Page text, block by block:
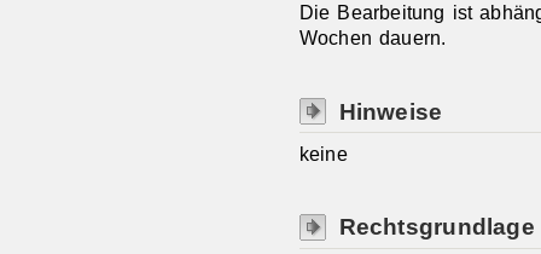
Die Bearbeitung ist
Wochen dauern.
Hinweise
keine
Rechtsgrundlage